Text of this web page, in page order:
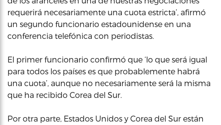
requerirá necesariamente una cuota estricta’, afirmó
un segundo funcionario estadounidense en una
conferencia telefónica con periodistas.
El primer funcionario confirmó que ‘lo que será igual
para todos los países es que probablemente habrá
una cuota’, aunque no necesariamente será la misma
que ha recibido Corea del Sur.
Por otra parte, Estados Unidos y Corea del Sur están